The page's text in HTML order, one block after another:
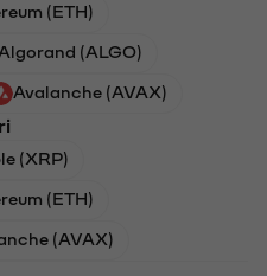
(ETH)
Algorand (ALGO)
Avalanche (AVAX)
(XRP)
(ETH)
(AVAX)